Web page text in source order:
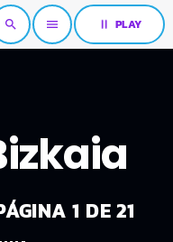
search menu pause PLAY
1 DE 21